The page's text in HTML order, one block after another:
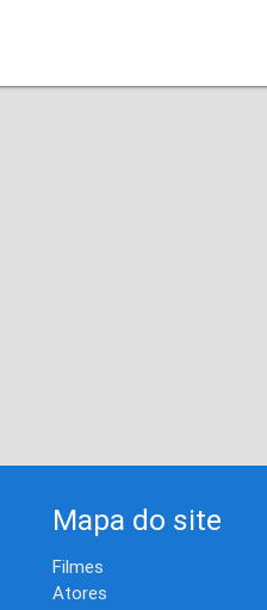
Mapa do site
Filmes
Atores